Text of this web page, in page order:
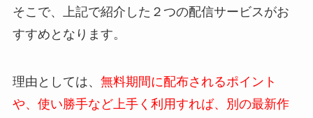
そこで、上記で紹介した２つの配信サービスがお
すすめとなります。
理由としては、 無料期間に配布されるポイント
や、使い勝手など上手く利用すれば、別の最新作